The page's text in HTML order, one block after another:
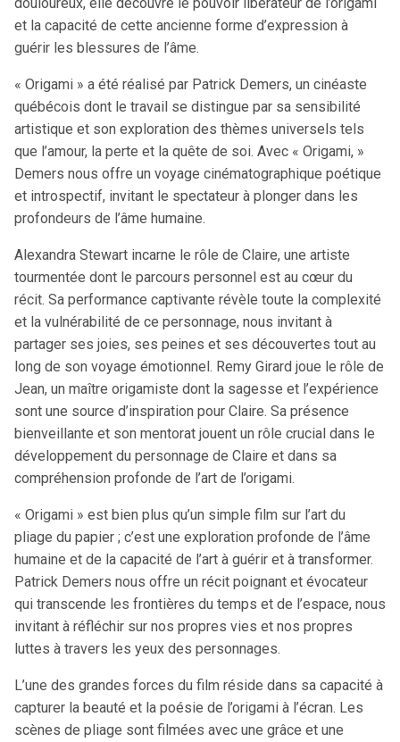
et la capacité de cette ancienne forme d’expression à
guérir les blessures de l’âme.
« Origami » a été réalisé par Patrick Demers, un cinéaste
québécois dont le travail se distingue par sa sensibilité
artistique et son exploration des thèmes universels tels
que l’amour, la perte et la quête de soi. Avec « Origami, »
Demers nous offre un voyage cinématographique poétique
et introspectif, invitant le spectateur à plonger dans les
profondeurs de l’âme humaine.
Alexandra Stewart incarne le rôle de Claire, une artiste
tourmentée dont le parcours personnel est au cœur du
récit. Sa performance captivante révèle toute la complexité
et la vulnérabilité de ce personnage, nous invitant à
partager ses joies, ses peines et ses découvertes tout au
long de son voyage émotionnel. Remy Girard joue le rôle de
Jean, un maître origamiste dont la sagesse et l’expérience
sont une source d’inspiration pour Claire. Sa présence
bienveillante et son mentorat jouent un rôle crucial dans le
développement du personnage de Claire et dans sa
compréhension profonde de l’art de l’origami.
« Origami » est bien plus qu’un simple film sur l’art du
pliage du papier ; c’est une exploration profonde de l’âme
humaine et de la capacité de l’art à guérir et à transformer.
Patrick Demers nous offre un récit poignant et évocateur
qui transcende les frontières du temps et de l’espace, nous
invitant à réfléchir sur nos propres vies et nos propres
luttes à travers les yeux des personnages.
L’une des grandes forces du film réside dans sa capacité à
capturer la beauté et la poésie de l’origami à l’écran. Les
scènes de pliage sont filmées avec une grâce et une